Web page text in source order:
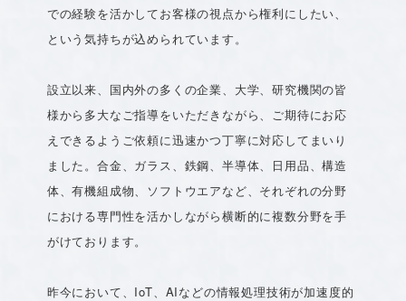
での経験を活かしてお客様の視点から権利にしたい、
という気持ちが込められています。
設立以来、国内外の多くの企業、大学、研究機関の皆
様から多大なご指導をいただきながら、ご期待にお応
えできるようご依頼に迅速かつ丁寧に対応してまいり
ました。合金、ガラス、鉄鋼、半導体、日用品、構造
体、有機組成物、ソフトウエアなど、それぞれの分野
における専門性を活かしながら横断的に複数分野を手
がけております。
昨今において、IoT、AIなどの情報処理技術が加速度的